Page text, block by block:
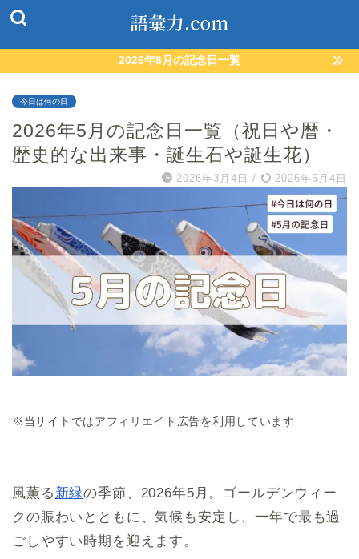
2026年8月の記念日一覧
今日は何の日
2026年5月の記念日一覧（祝日や暦・
歴史的な出来事・誕生石や誕生花）
2026年3月4日 / 2026年5月4日
※当サイトではアフィリエイト広告を利用しています
風薫る 新緑の季節、2026年5月。ゴールデンウィー
クの賑わいとともに、気候も安定し、一年で最も過
ごしやすい時期を迎えます。